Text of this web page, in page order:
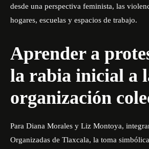
desde una perspectiva feminista, las
hogares, escuelas y espacios de trabajo.
Aprender a
la rabia inicial a
organización
Para Diana Morales y Liz Montoya,
Organizadas de Tlaxcala, la toma